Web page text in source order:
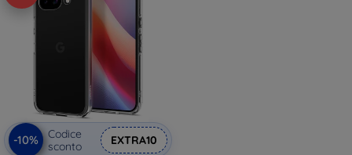
-10%
Codice
sconto
EXTRA10